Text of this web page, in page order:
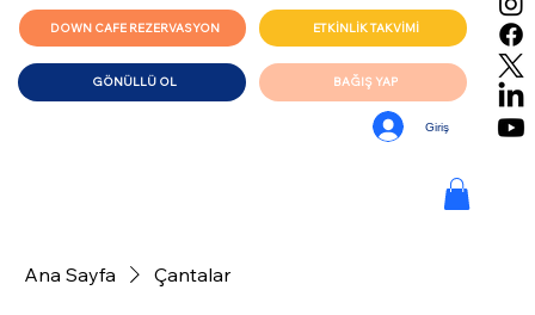
DOWN CAFE REZERVASYON ETKİNLİK TAKVİMİ
GÖNÜLLÜ OL
Giriş
BAĞIŞ YAP
Ana Sayfa Çantalar